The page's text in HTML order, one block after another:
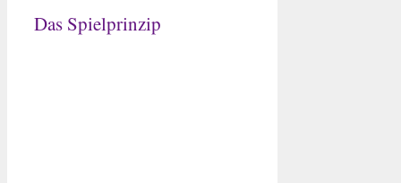
Das Spielprinzip